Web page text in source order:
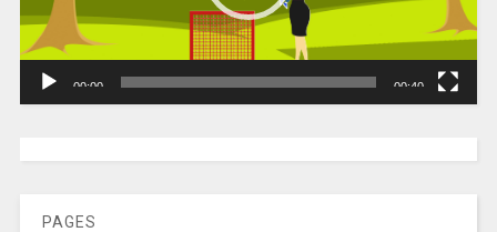
00:00 00:40
PAGES